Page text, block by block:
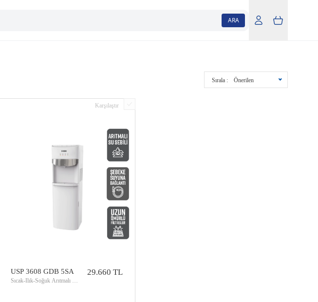
ARA
Sırala : Önerilen
Karşılaştır
USP 3608 GDB 5SA
Sıcak-Ilık-Soğuk Arıtmalı Su
29.660 TL